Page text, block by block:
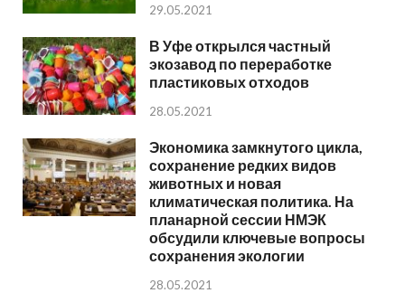
29.05.2021
В Уфе открылся частный
экозавод по переработке
пластиковых отходов
28.05.2021
Экономика замкнутого цикла,
сохранение редких видов
животных и новая
климатическая политика. На
планарной сессии НМЭК
обсудили ключевые вопросы
сохранения экологии
28.05.2021